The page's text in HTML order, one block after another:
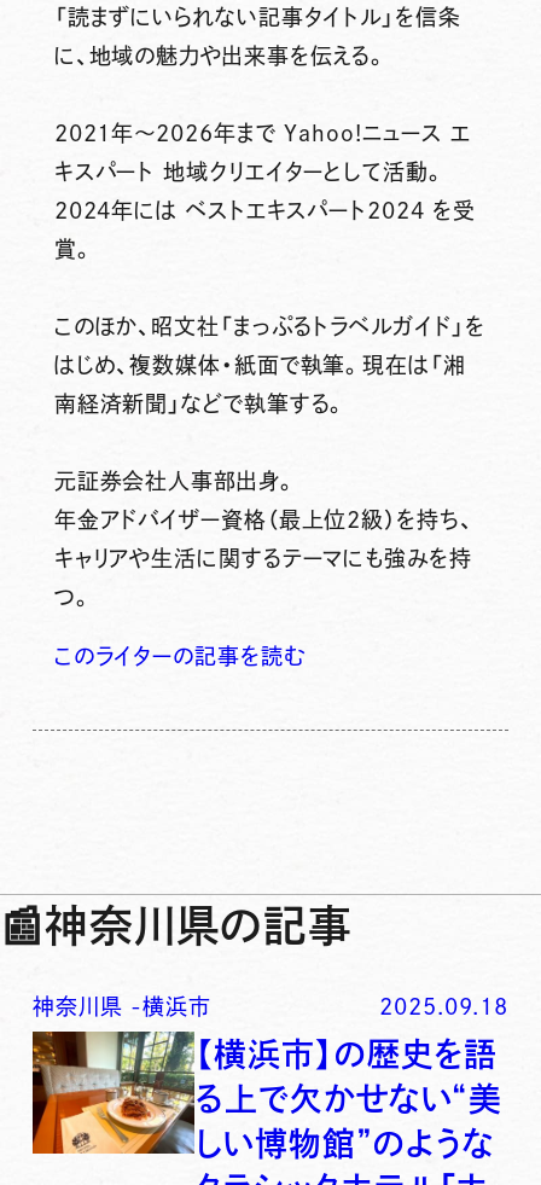
「読まずにいられない記事タイトル」を信条
に、地域の魅力や出来事を伝える。
2021年～2026年まで Yahoo!ニュース エ
キスパート 地域クリエイターとして活動。
2024年には ベストエキスパート2024 を受
賞。
このほか、昭文社「まっぷるトラベルガイド」を
はじめ、複数媒体・紙面で執筆。現在は「湘
南経済新聞」などで執筆する。
元証券会社人事部出身。
年金アドバイザー資格（最上位2級）を持ち、
キャリアや生活に関するテーマにも強みを持
つ。
このライターの記事を読む
📰神奈川県の記事
神奈川県 -横浜市 2025.09.18
【横浜市】の歴史を語
る上で欠かせない“美
しい博物館”のような